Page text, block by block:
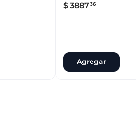
$ 388736
Agregar